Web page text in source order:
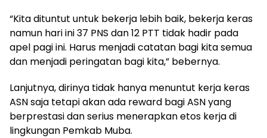
“Kita dituntut untuk bekerja lebih baik, bekerja keras
namun hari ini 37 PNS dan 12 PTT tidak hadir pada
apel pagi ini. Harus menjadi catatan bagi kita semua
dan menjadi peringatan bagi kita,” bebernya.
Lanjutnya, dirinya tidak hanya menuntut kerja keras
ASN saja tetapi akan ada reward bagi ASN yang
berprestasi dan serius menerapkan etos kerja di
lingkungan Pemkab Muba.